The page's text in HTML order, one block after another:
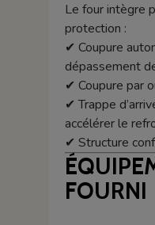
Le four intègre
protection :
✔ Coupure
dépassement
✔ Coupure par
✔ Trappe
accélérer le
✔ Structure
FOURNI